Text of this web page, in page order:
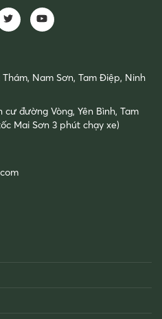
Thám, Nam Sơn, Tam Điệp, Ninh
đường Vòng, Yên Bình, Tam
Mai Sơn 3 phút chạy xe)